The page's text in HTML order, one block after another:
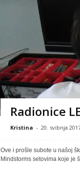
Radionice
Kristina - 20. svibnja
Ove i prošle subote u našoj
Mindstorms setovima koje je